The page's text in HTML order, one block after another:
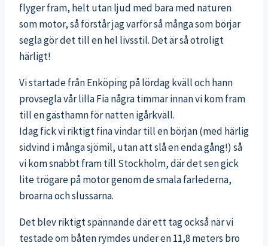
flyger fram, helt utan ljud med bara med naturen
som motor, så förstår jag varför så många som börjar
segla gör det till en hel livsstil. Det är så otroligt
härligt!
Vi startade från Enköping på lördag kväll och hann
provsegla vår lilla Fia några timmar innan vi kom fram
till en gästhamn för natten igårkväll.
Idag fick vi riktigt fina vindar till en början (med härlig
sidvind i många sjömil, utan att slå en enda gång!) så
vi kom snabbt fram till Stockholm, där det sen gick
lite trögare på motor genom de smala farlederna,
broarna och slussarna.
Det blev riktigt spännande där ett tag också när vi
testade om båten rymdes under en 11,8 meters bro